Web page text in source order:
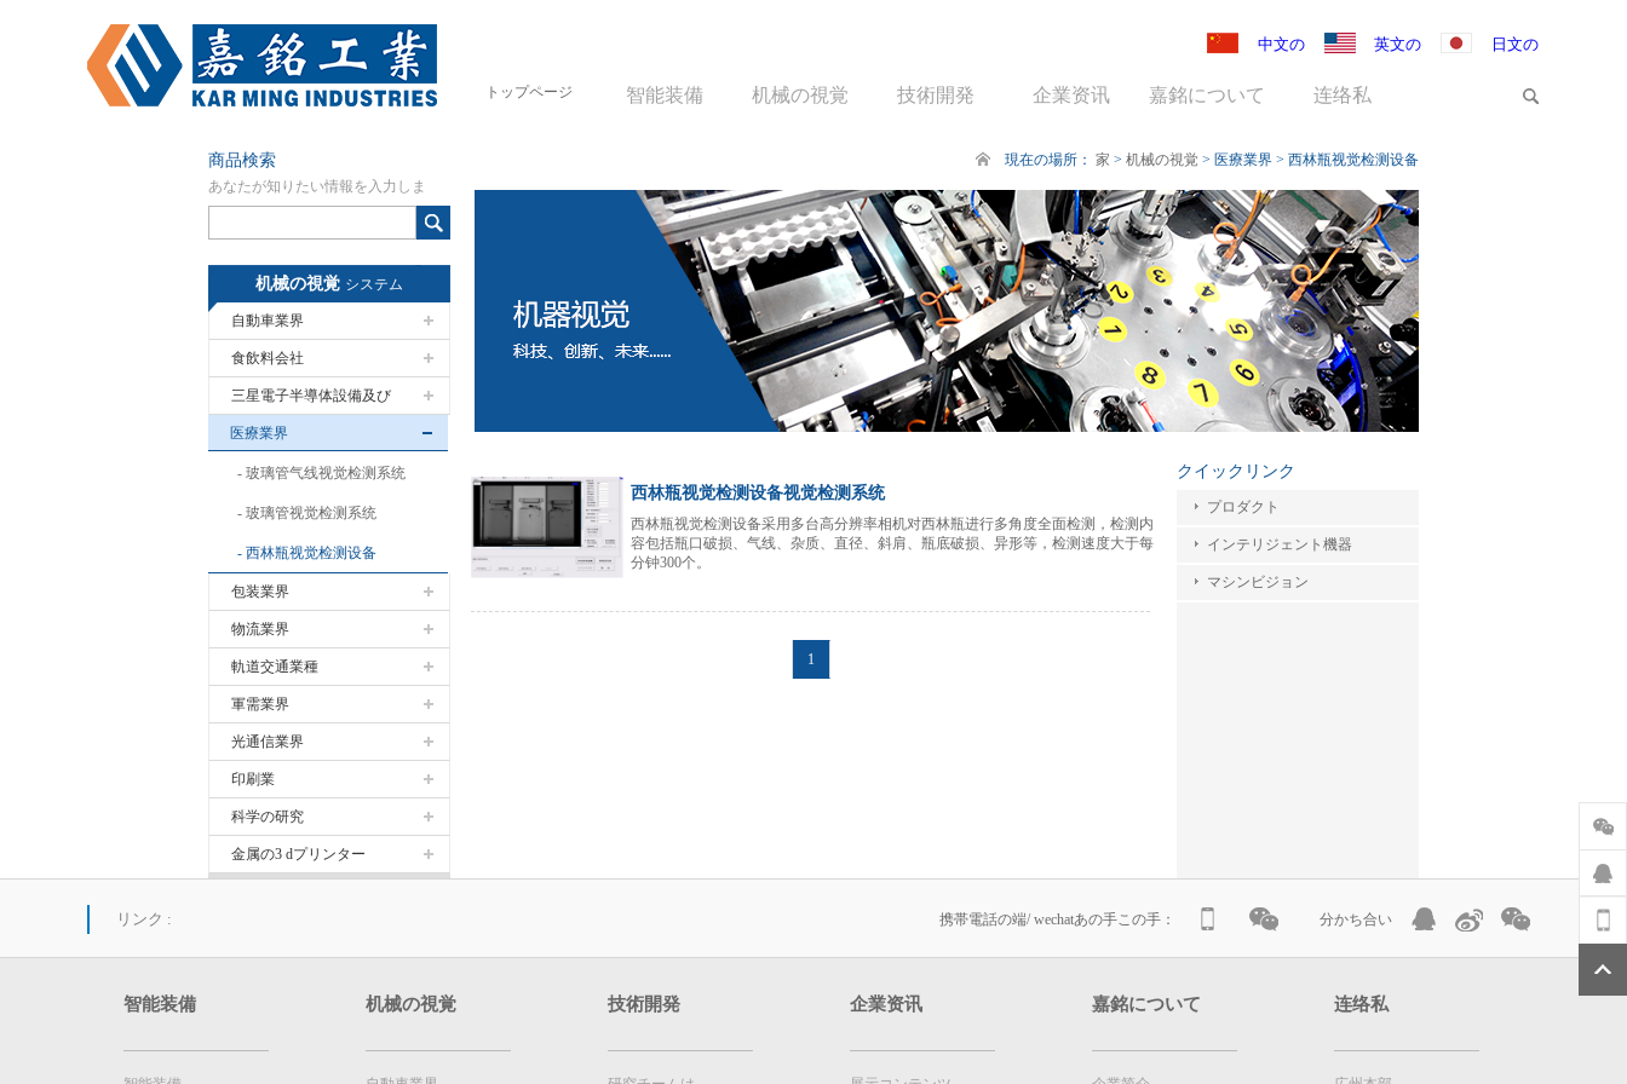
中文の 英文の 日文の
トップページ 智能装備 机械の視覚 技術開発 企業资讯 嘉銘について 连络私
商品検索
あなたが知りたい情報を入力しま
す。
机械の視覚 システム
自動車業界
食飲料会社
三星電子半導体設備及び
医療業界
玻璃管气线视觉检测系统
玻璃管视觉检测系统
西林瓶视觉检测设备
包装業界
物流業界
軌道交通業種
軍需業界
光通信業界
印刷業
科学の研究
金属の3 dプリンター
現在の場所： 家 > 机械の視覚 > 医療業界 > 西林瓶视觉检测设备
西林瓶视觉检测设备视觉检测系统
西林瓶视觉检测设备采用多台高分辨率相机对西林瓶进行多角度全面检测，检测内
容包括瓶口破损、气线、杂质、直径、斜肩、瓶底破损、异形等，检测速度大于每
分钟300个。
クイックリンク
プロダクト
インテリジェント機器
マシンビジョン
1
リンク : 携帯電話の端/ wechatあの手この手： 分かち合い
智能装備 机械の視覚 技術開発 企業资讯 嘉銘について 连络私